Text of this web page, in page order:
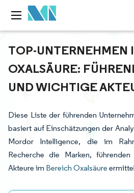
TOP-UNTERNEHMEN
OXALSÄURE:
UND WICHTIGE
Diese Liste der führenden
basiert auf Einschätzungen der
Mordor Intelligence, die im
Recherche die Marken,
Akteure im Bereich Oxalsäure